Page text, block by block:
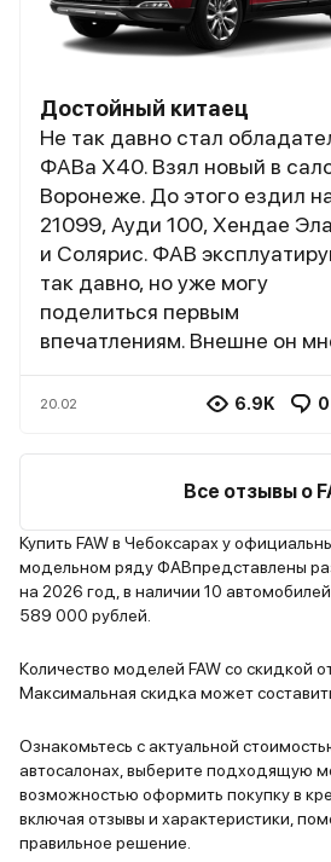
Достойный китаец
Не так давно стал
ФАВа Х40. Взял новый в
Воронеже. До этого ездил
21099, Ауди 100, Хендае
и Солярис. ФАВ
так давно, но уже могу
поделиться первым
впечатлениям. Внешне он
Клиренса 180 мм вполне
передвижения по городу.
просторный, вся семья
на заднем ряду очень
сидеть даже рослым людям
вроде меня (мой рост 185
новой машине нет
запахов, пластиком не
Салон отделан хорошо при
из пластика, но в руке лежит
удобно. Двигатель работает
а это большой плюс с
что шумка здесь
20.02 6.9K 0
Все отзывы о
Купить FAW в Чебоксарах у
модельном ряду ФАВпредставлены
на 2026 год, в наличии 10
589 000 рублей.
Количество моделей FAW со скидкой
Максимальная скидка может
Ознакомьтесь с актуальной
автосалонах, выберите подходящую
возможностью оформить покупку в
включая отзывы и характеристики,
правильное решение.